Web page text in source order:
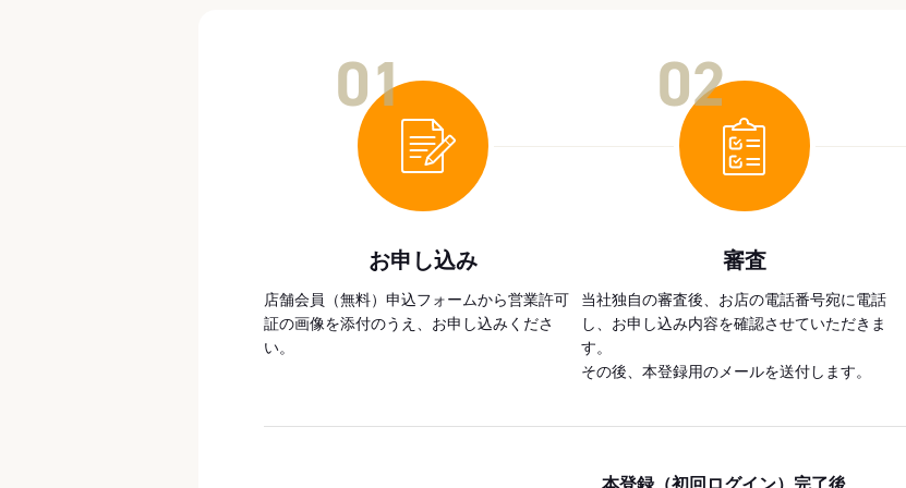
お申し込み
店舗会員（無料）申込フォームから営業許可
証の画像を添付のうえ、お申し込みくださ
い。
審査
当社独自の審査後、お店の電話番号宛に電話
し、お申し込み内容を確認させていただきま
す。
その後、本登録用のメールを送付します。